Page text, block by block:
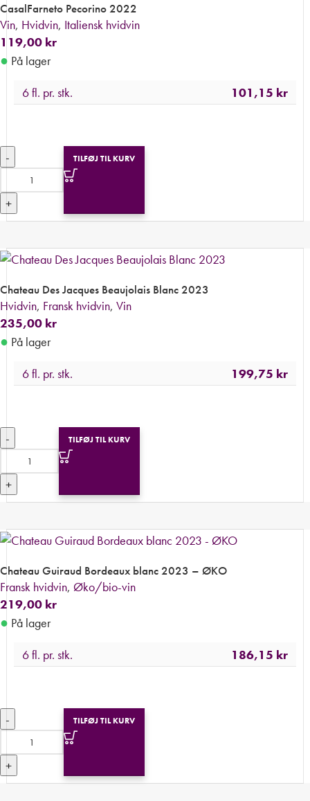
CasalFarneto Pecorino 2022
Vin, Hvidvin, Italiensk hvidvin
119,00 kr
● På lager
6 fl. pr. stk.
101,15 kr
-
+
TILFØJ TIL KURV
Chateau Des Jacques Beaujolais Blanc 2023
Hvidvin, Fransk hvidvin, Vin
235,00 kr
● På lager
6 fl. pr. stk.
199,75 kr
-
+
TILFØJ TIL KURV
Chateau Guiraud Bordeaux blanc 2023 – ØKO
Fransk hvidvin, Øko/bio-vin
219,00 kr
● På lager
6 fl. pr. stk.
186,15 kr
-
+
TILFØJ TIL KURV